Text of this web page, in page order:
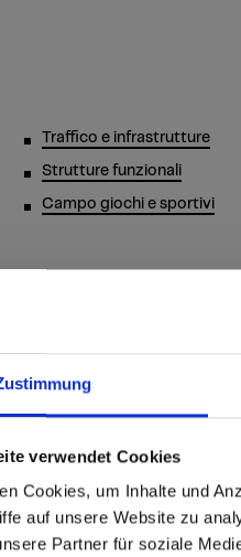
verwendet Cookies
Cookies, um Inhalte und
auf unsere Website zu
Partner für soziale
you
to the Fundermax North
Traffico e infrastrutture
Strutture funzionali
Campo giochi e sportivi
contatto.